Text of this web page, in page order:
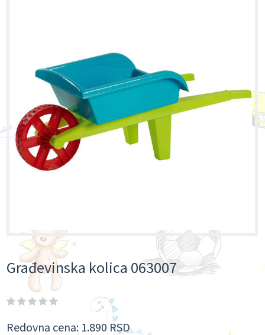
Građevinska kolica 063007
Redovna cena: 1.890 RSD